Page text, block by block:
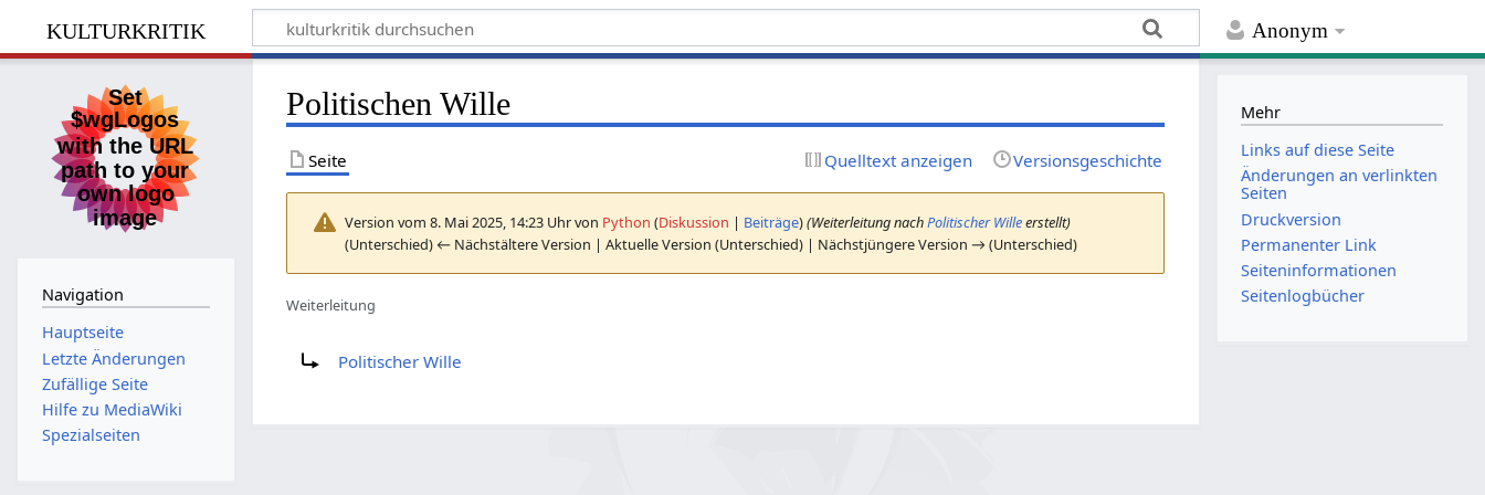
Anonym
kulturkritik
Politischen Wille
Seite Quelltext anzeigen Versionsgeschichte
Version vom 8. Mai 2025, 14:23 Uhr von Python (Diskussion | Beiträge)(Weiterleitung nachPolitischer Willeerstellt)
(Unterschied) ← Nächstältere Version | Aktuelle Version (Unterschied) | Nächstjüngere Version → (Unterschied)
Weiterleitung
Politischer Wille
Navigation
Hauptseite
Letzte Änderungen
Zufällige Seite
Hilfe zu MediaWiki
Spezialseiten
Mehr
Links auf diese Seite
Änderungen an verlinkten
Seiten
Druckversion
Permanenter Link
Seiten­­informationen
Seitenlogbücher